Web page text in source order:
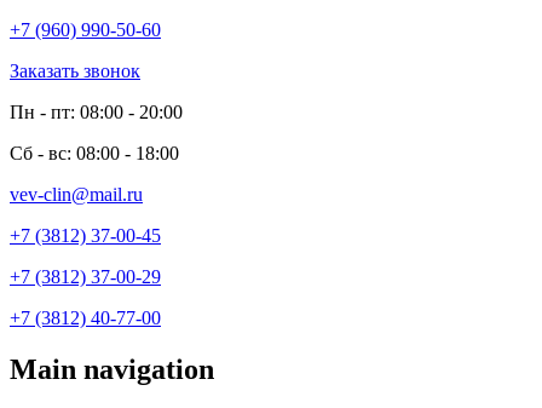
+7 (960) 990-50-60
Заказать звонок
Пн - пт: 08:00 - 20:00
Сб - вс: 08:00 - 18:00
vev-clin@mail.ru
+7 (3812) 37-00-45
+7 (3812) 37-00-29
+7 (3812) 40-77-00
Main navigation